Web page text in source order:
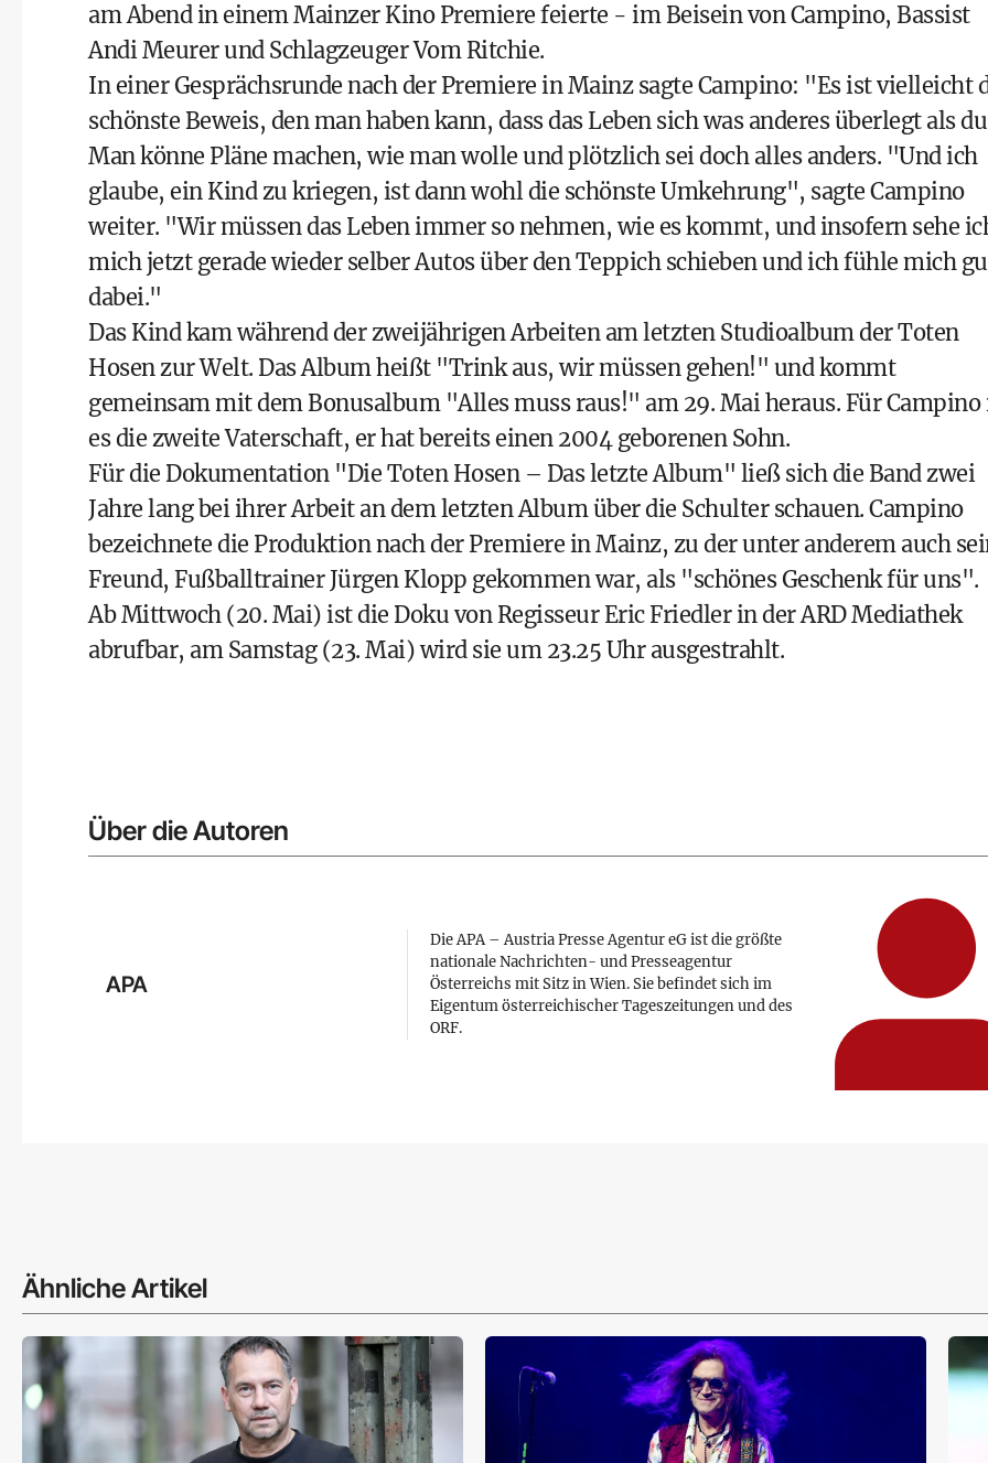
am Abend in einem Mainzer Kino Premiere feierte - im Beisein von Campino, Bassist
Andi Meurer und Schlagzeuger Vom Ritchie.
In einer Gesprächsrunde nach der Premiere in Mainz sagte Campino: "Es ist vielleicht
schönste Beweis, den man haben kann, dass das Leben sich was anderes überlegt als
Man könne Pläne machen, wie man wolle und plötzlich sei doch alles anders. "Und ich
glaube, ein Kind zu kriegen, ist dann wohl die schönste Umkehrung", sagte Campino
weiter. "Wir müssen das Leben immer so nehmen, wie es kommt, und insofern sehe
mich jetzt gerade wieder selber Autos über den Teppich schieben und ich fühle mich
dabei."
Das Kind kam während der zweijährigen Arbeiten am letzten Studioalbum der Toten
Hosen zur Welt. Das Album heißt "Trink aus, wir müssen gehen!" und kommt
gemeinsam mit dem Bonusalbum "Alles muss raus!" am 29. Mai heraus. Für Campino
es die zweite Vaterschaft, er hat bereits einen 2004 geborenen Sohn.
Für die Dokumentation "Die Toten Hosen – Das letzte Album" ließ sich die Band zwei
Jahre lang bei ihrer Arbeit an dem letzten Album über die Schulter schauen. Campino
bezeichnete die Produktion nach der Premiere in Mainz, zu der unter anderem auch
Freund, Fußballtrainer Jürgen Klopp gekommen war, als "schönes Geschenk für uns".
Ab Mittwoch (20. Mai) ist die Doku von Regisseur Eric Friedler in der ARD Mediathek
abrufbar, am Samstag (23. Mai) wird sie um 23.25 Uhr ausgestrahlt.
Über die Autoren
APA
Die APA – Austria Presse Agentur eG ist die größte
nationale Nachrichten- und Presseagentur
Österreichs mit Sitz in Wien. Sie befindet sich im
Eigentum österreichischer Tageszeitungen und des
ORF.
Ähnliche Artikel